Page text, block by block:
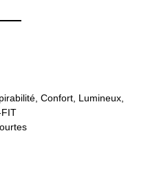
Confort, Lumineux,